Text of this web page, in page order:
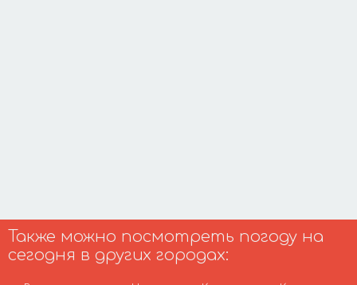
Также можно посмотреть погоду на
сегодня в других городах: